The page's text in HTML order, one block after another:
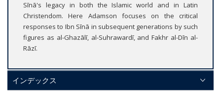
Sīnā's legacy in both the Islamic world and in Latin
Christendom. Here Adamson focuses on the critical
responses to Ibn Sīnā in subsequent generations by such
figures as al-Ghazālī, al-Suhrawardī, and Fakhr al-Dīn al-
Rāzī.
インデックス